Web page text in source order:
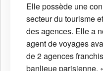
Elle possède une
secteur du tourisme
des agences. Elle a
agent de voyages
de 2 agences
banlieue parisienne.